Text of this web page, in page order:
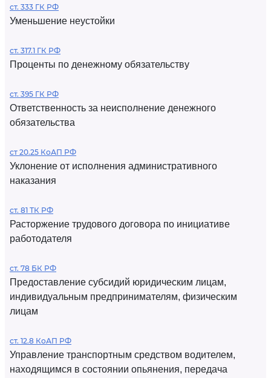
ст. 333 ГК РФ
Уменьшение неустойки
ст. 317.1 ГК РФ
Проценты по денежному обязательству
ст. 395 ГК РФ
Ответственность за неисполнение денежного
обязательства
ст 20.25 КоАП РФ
Уклонение от исполнения административного
наказания
ст. 81 ТК РФ
Расторжение трудового договора по инициативе
работодателя
ст. 78 БК РФ
Предоставление субсидий юридическим лицам,
индивидуальным предпринимателям, физическим
лицам
ст. 12.8 КоАП РФ
Управление транспортным средством водителем,
находящимся в состоянии опьянения, передача